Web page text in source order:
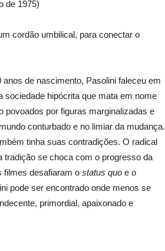
de 1975)
cordão umbilical, para conectar o
de nascimento, Pasolini faleceu em
sociedade hipócrita que mata em nome
povoados por figuras marginalizadas e
conturbado e no limiar da mudança.
tinha suas contradições. O radical
se choca com o progresso da
filmes desafiaram o status quo e o
pode ser encontrado onde menos se
primordial, apaixonado e